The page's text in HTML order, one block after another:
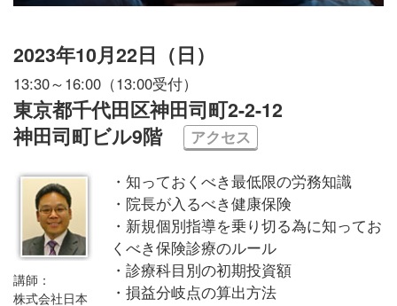
2023年10月22日（日）
13:30～16:00（13:00受付）
東京都千代田区神田司町2-2-12
神田司町ビル9階
アクセス
講師：
株式会社日本
・知っておくべき最低限の労務知識
・院長が入るべき健康保険
・新規個別指導を乗り切る為に知ってお
くべき保険診療のルール
・診療科目別の初期投資額
・損益分岐点の算出方法